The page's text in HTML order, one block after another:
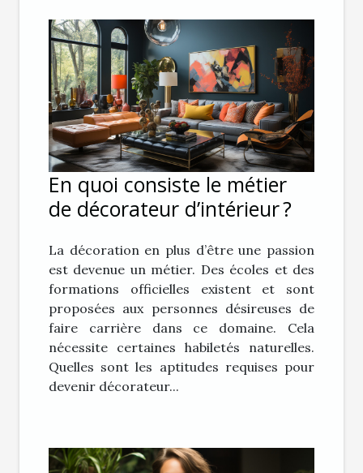
En quoi consiste le métier
de décorateur d’intérieur ?
La décoration en plus d’être une passion
est devenue un métier. Des écoles et des
formations officielles existent et sont
proposées aux personnes désireuses de
faire carrière dans ce domaine. Cela
nécessite certaines habiletés naturelles.
Quelles sont les aptitudes requises pour
devenir décorateur...